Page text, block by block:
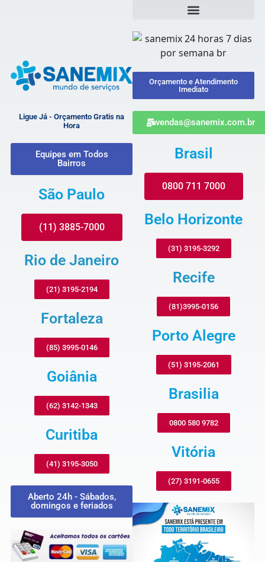
Ligue Já - Orçamento Gratis na
Hora
Equipes em Todos
Bairros
São Paulo
(11) 3885-7000
Rio de Janeiro
(21) 3195-2194
Fortaleza
(85) 3995-0146
Goiânia
(62) 3142-1343
Curitiba
(41) 3195-3050
Aberto 24h - Sábados,
domingos e feriados
Orçamento e Atendimento
Imediato
vendas@sanemix.com.br
Brasil
0800 711 7000
Belo Horizonte
(31) 3195-3292
Recife
(81)3995-0156
Porto Alegre
(51) 3195-2061
Brasilia
0800 580 9782
Vitória
(27) 3191-0655